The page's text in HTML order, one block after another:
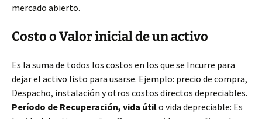
mercado abierto.
Costo o Valor inicial de un activo
Es la suma de todos los costos en los que se Incurre para
dejar el activo listo para usarse. Ejemplo: precio de compra,
Despacho, instalación y otros costos directos depreciables.
Período de Recuperación, vida útilo vida depreciable: Es